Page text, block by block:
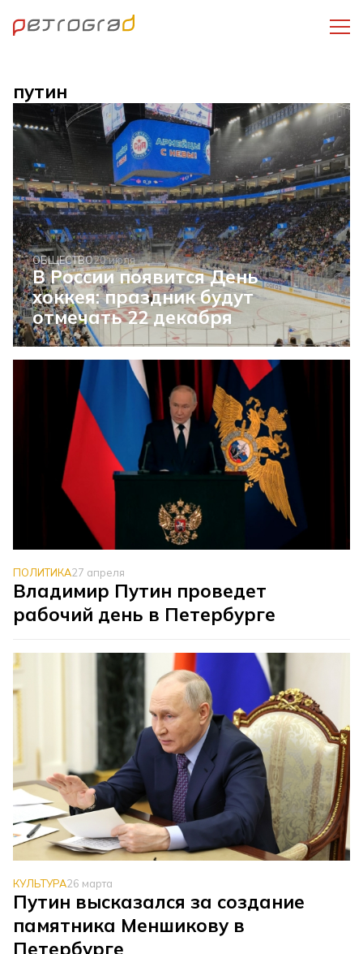
путин
ОБЩЕСТВО20 июля
В России появится День
хоккея: праздник будут
отмечать 22 декабря
ПОЛИТИКА27 апреля
Владимир Путин проведет
рабочий день в Петербурге
КУЛЬТУРА26 марта
Путин высказался за создание
памятника Меншикову в
Петербурге